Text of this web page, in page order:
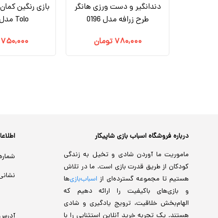
بازی رنگین
Tolo مدل89656
۷۵۰,۰۰۰
دندانگیر و دست ورزی هانگر
طرح زرافه مدل 0196
۷۸۰,۰۰۰ تومان
درباره فروشگاه اسباب بازی شاپیکار
ماموریت ما آوردن شادی و تخیل به زندگی
کودکان از طریق قدرت بازی است. ما در تلاش
هستیم تا مجموعه گسترده‌ای از اسباب‌بازی‌ها
و بازی‌های باکیفیت را ارائه دهیم که
الهام‌بخش خلاقیت، ترویج یادگیری و شادی
هستند. یک تجربه خرید آنلاین استثنایی را با